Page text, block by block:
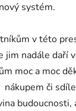
systém.
v této
jim nadále daří
moc a moc
či
budoucnosti,